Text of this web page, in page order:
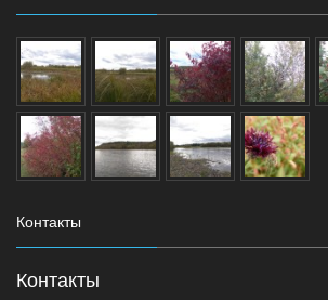
Контакты
Контакты